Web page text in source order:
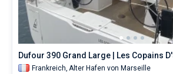
Dufour 390 Grand Large | Les Copains
Frankreich, Alter Hafen von Marseille